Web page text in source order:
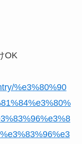
OK
%e3%80%90